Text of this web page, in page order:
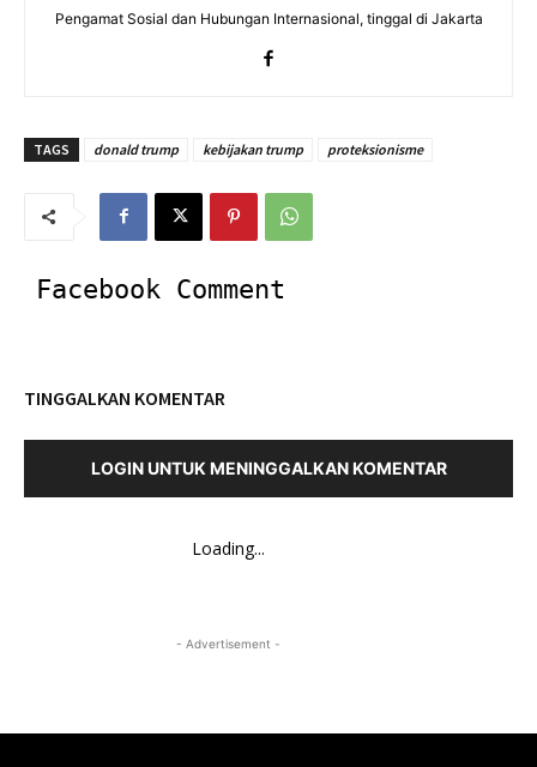
Pengamat Sosial dan Hubungan Internasional, tinggal di Jakarta
TAGS donald trump kebijakan trump proteksionisme
Facebook Comment
TINGGALKAN KOMENTAR
LOGIN UNTUK MENINGGALKAN KOMENTAR
Loading...
- Advertisement -